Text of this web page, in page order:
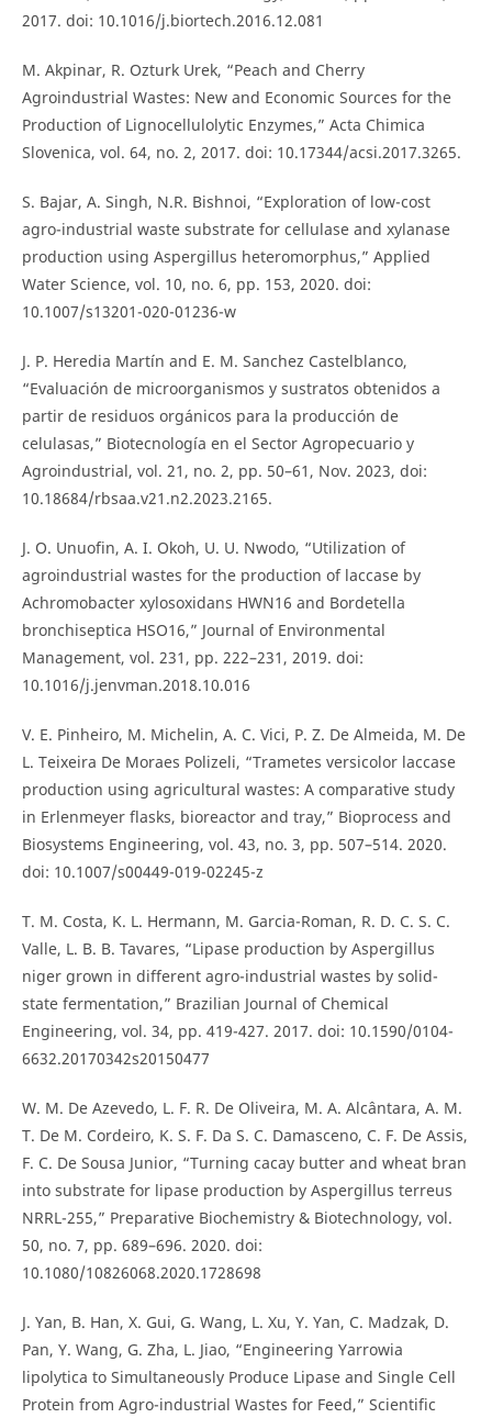
2017. doi: 10.1016/j.biortech.2016.12.081
M. Akpinar, R. Ozturk Urek, “Peach and Cherry
Agroindustrial Wastes: New and Economic Sources for the
Production of Lignocellulolytic Enzymes,” Acta Chimica
Slovenica, vol. 64, no. 2, 2017. doi: 10.17344/acsi.2017.3265.
S. Bajar, A. Singh, N.R. Bishnoi, “Exploration of low-cost
agro-industrial waste substrate for cellulase and xylanase
production using Aspergillus heteromorphus,” Applied
Water Science, vol. 10, no. 6, pp. 153, 2020. doi:
10.1007/s13201-020-01236-w
J. P. Heredia Martín and E. M. Sanchez Castelblanco,
“Evaluación de microorganismos y sustratos obtenidos a
partir de residuos orgánicos para la producción de
celulasas,” Biotecnología en el Sector Agropecuario y
Agroindustrial, vol. 21, no. 2, pp. 50–61, Nov. 2023, doi:
10.18684/rbsaa.v21.n2.2023.2165.
J. O. Unuofin, A. I. Okoh, U. U. Nwodo, “Utilization of
agroindustrial wastes for the production of laccase by
Achromobacter xylosoxidans HWN16 and Bordetella
bronchiseptica HSO16,” Journal of Environmental
Management, vol. 231, pp. 222–231, 2019. doi:
10.1016/j.jenvman.2018.10.016
V. E. Pinheiro, M. Michelin, A. C. Vici, P. Z. De Almeida, M. De
L. Teixeira De Moraes Polizeli, “Trametes versicolor laccase
production using agricultural wastes: A comparative study
in Erlenmeyer flasks, bioreactor and tray,” Bioprocess and
Biosystems Engineering, vol. 43, no. 3, pp. 507–514. 2020.
doi: 10.1007/s00449-019-02245-z
T. M. Costa, K. L. Hermann, M. Garcia-Roman, R. D. C. S. C.
Valle, L. B. B. Tavares, “Lipase production by Aspergillus
niger grown in different agro-industrial wastes by solid-
state fermentation,” Brazilian Journal of Chemical
Engineering, vol. 34, pp. 419-427. 2017. doi: 10.1590/0104-
6632.20170342s20150477
W. M. De Azevedo, L. F. R. De Oliveira, M. A. Alcântara, A. M.
T. De M. Cordeiro, K. S. F. Da S. C. Damasceno, C. F. De Assis,
F. C. De Sousa Junior, “Turning cacay butter and wheat bran
into substrate for lipase production by Aspergillus terreus
NRRL-255,” Preparative Biochemistry & Biotechnology, vol.
50, no. 7, pp. 689–696. 2020. doi:
10.1080/10826068.2020.1728698
J. Yan, B. Han, X. Gui, G. Wang, L. Xu, Y. Yan, C. Madzak, D.
Pan, Y. Wang, G. Zha, L. Jiao, “Engineering Yarrowia
lipolytica to Simultaneously Produce Lipase and Single Cell
Protein from Agro-industrial Wastes for Feed,” Scientific